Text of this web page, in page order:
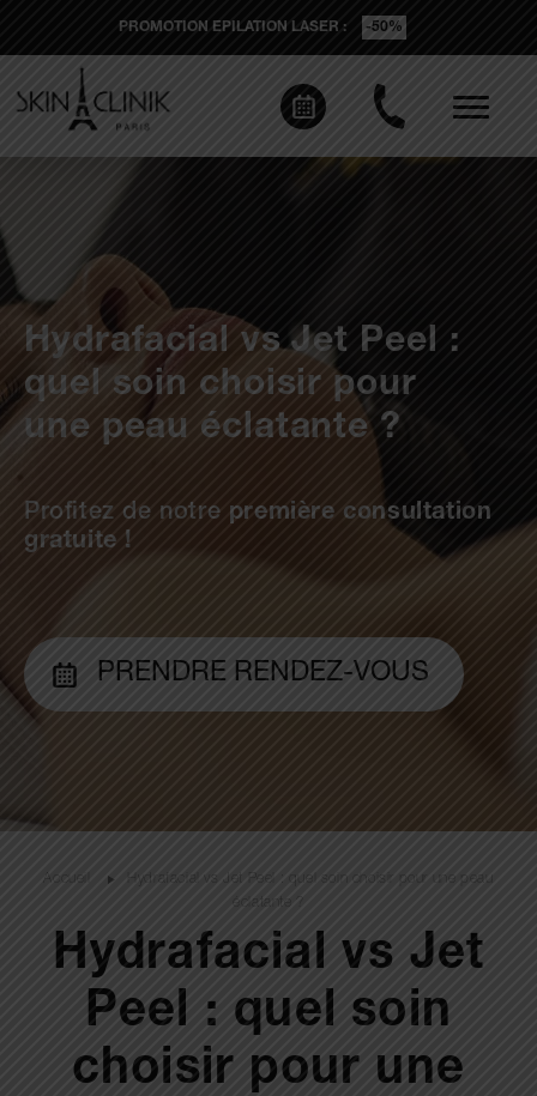
PROMOTION EPILATION LASER : -50%
Hydrafacial vs Jet Peel :
quel soin choisir pour
une peau éclatante ?
Profitez de notre première consultation
gratuite !
PRENDRE RENDEZ-VOUS
Accueil
Hydrafacial vs Jet Peel : quel soin choisir pour une peau
éclatante ?
Hydrafacial vs Jet
Peel : quel soin
choisir pour une